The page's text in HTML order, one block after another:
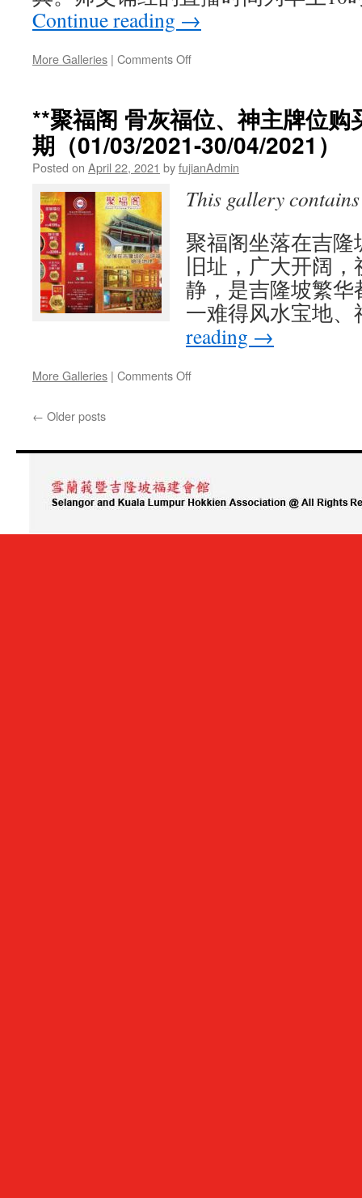
杯
数
Pembatalan
Pertandingan
Matematik
Piala
Lo-
Antara
Sekolah-
sekolah
Menengah
Di
Selangor,
Kuala
Lumpur
Negeri
(Tahun
Continue reading →
More Galleries | Comments Offon
宫
观
2021
5
26
日
线
上
直
播
欢
庆
暂
不
对
外
**聚福阁 骨灰福位、神主牌位购
期（01/03/2021-30/04/2021）
Posted on April 22, 2021 byfujianAdmin
This gallery
聚福阁坐落在吉
旧址，广大开阔
静，是吉隆坡繁
一难得风水宝地
reading →
More Galleries | Comments Offon
骨
福
位、
主
← Older posts